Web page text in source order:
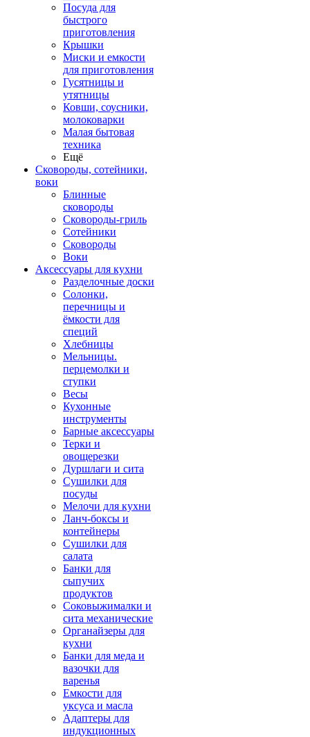
Посуда для
быстрого
приготовления
Крышки
Миски и емкости
для приготовления
Гусятницы и
утятницы
Ковши, соусники,
молоковарки
Малая бытовая
техника
Ещё
Сковороды, сотейники,
воки
Блинные
сковороды
Сковороды-гриль
Сотейники
Сковороды
Воки
Аксессуары для кухни
Разделочные доски
Солонки,
перечницы и
ёмкости для
специй
Хлебницы
Мельницы.
перцемолки и
ступки
Весы
Кухонные
инструменты
Барные аксессуары
Терки и
овощерезки
Дуршлаги и сита
Сушилки для
посуды
Мелочи для кухни
Ланч-боксы и
контейнеры
Сушилки для
салата
Банки для
сыпучих
продуктов
Соковыжималки и
сита механические
Органайзеры для
кухни
Банки для меда и
вазочки для
варенья
Емкости для
уксуса и масла
Адаптеры для
индукционных